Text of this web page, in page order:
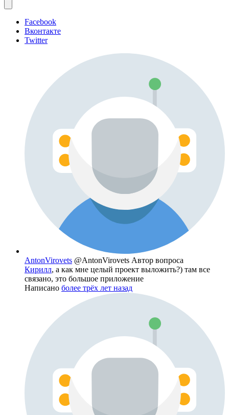
Facebook
Вконтакте
Twitter
AntonVirovets @AntonVirovets Автор вопроса
Кирилл, а как мне целый проект выложить?) там все
связано, это большое приложение
Написано более трёх лет назад